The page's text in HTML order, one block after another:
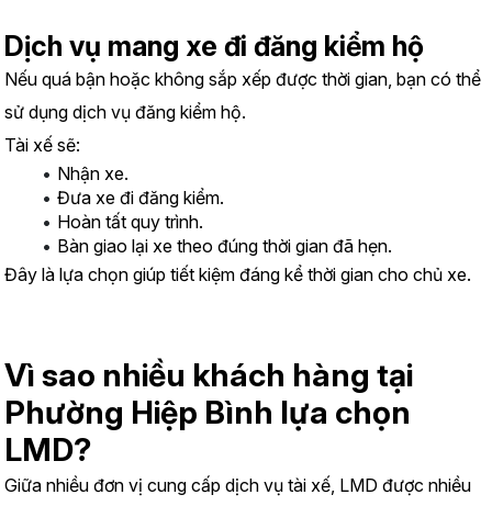
Dịch vụ mang xe đi đăng kiểm hộ
Nếu quá bận hoặc không sắp xếp được thời gian, bạn có thể
sử dụng dịch vụ đăng kiểm hộ.
Tài xế sẽ:
Nhận xe.
Đưa xe đi đăng kiểm.
Hoàn tất quy trình.
Bàn giao lại xe theo đúng thời gian đã hẹn.
Đây là lựa chọn giúp tiết kiệm đáng kể thời gian cho chủ xe.
Vì sao nhiều khách hàng tại
Phường Hiệp Bình lựa chọn
LMD?
Giữa nhiều đơn vị cung cấp dịch vụ tài xế, LMD được nhiều